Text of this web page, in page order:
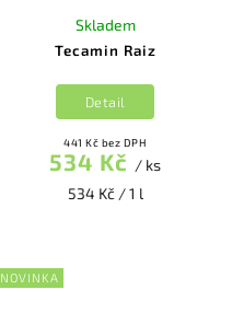
Tecamin Raiz
Skladem
441 Kč bez DPH
534 Kč / ks
534 Kč / 1 l
Detail
NOVINKA